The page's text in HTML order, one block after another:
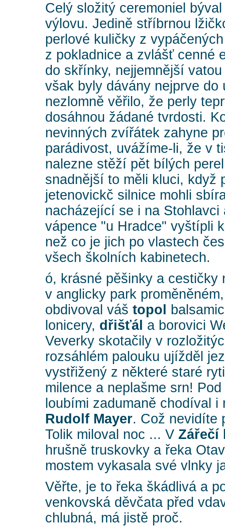
Celý složitý ceremoniel
výlovu. Jedině stříbrnou
perlové kuličky z
z pokladnice a zvlášť cenné
do skřínky, nejjemnější
však byly dávány nejprve do
nezlomně věřilo, že perly
dosáhnou žádané tvrdosti.
nevinných zvířátek zahyne
parádivost, uvážíme-li, že v
nalezne stěží pět bílých
snadnější to měli kluci, když
jetenovickč silnice mohli
nacházející se i na Stohlavci
vápence "u Hradce" vyštípli
než co je jich po vlastech
všech školních kabinetech.
ó, krásné pěšinky a cestičky
v anglicky park
obdivoval váš topol
lonicery, dřišťál a borovici
Veverky skotačily v
rozsáhlém palouku ujížděl
vystřižený z některé staré
milence a neplašme srn!
loubími zadumaně chodíval i
Rudolf Mayer. Což nevidíte
Tolik miloval noc ... V Zářečí
hrušně truskovky a řeka
mostem vykasala své vlnky
Věřte, je to řeka škádlivá a
venkovská děvčata před
chlubná, má jistě proč.